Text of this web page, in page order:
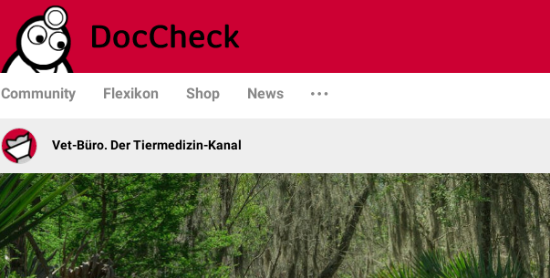
Community Flexikon Shop News
Vet-Büro. Der Tiermedizin-Kanal